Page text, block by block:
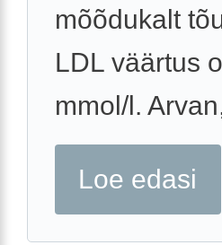
mõõdukalt
LDL väärtus
mmol/l.
Loe edasi